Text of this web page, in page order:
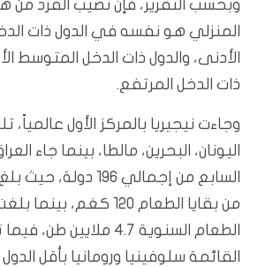
وبحسب التقرير، فإن نصيب الفرد من
المنزلي هو نفسه في الدول ذات
الأدنى، والدول ذات الدخل المتوسط
ذات الدخل المرتفع.
وجاءت نيجيريا بالمركز الأول عالمياً،
اليونان، البحرين، مالطا، بينما جاء
السابع من إجمالي 196
من بقايا الطعام 120 كغم،
الطعام السنوية 4.7 ملايين
القائمة سلوفينيا ورومانيا بأقل